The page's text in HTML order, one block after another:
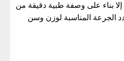
بناء على وصفة طبية دقيقة من
المناسبة لوزن وسن